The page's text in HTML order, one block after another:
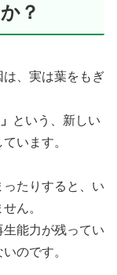
？
、実は葉をもぎ
という、新しい
います。
たりすると、い
ん。
能力が残ってい
のです。